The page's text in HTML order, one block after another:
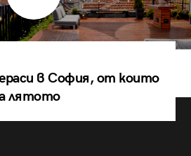
в София, от които
лятото